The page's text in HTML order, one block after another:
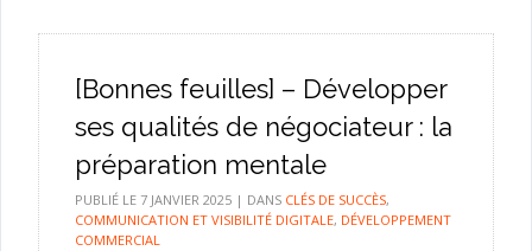
[Bonnes feuilles] – Développer
ses qualités de négociateur : la
préparation mentale
PUBLIÉ LE 7 JANVIER 2025| DANS CLÉS DE SUCCÈS,
COMMUNICATION ET VISIBILITÉ DIGITALE, DÉVELOPPEMENT
COMMERCIAL